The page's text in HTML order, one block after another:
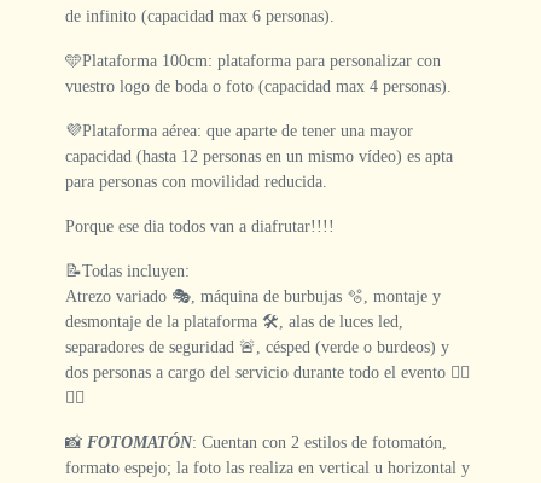
de infinito (capacidad max 6 personas).
🩵Plataforma 100cm: plataforma para personalizar con
vuestro logo de boda o foto (capacidad max 4 personas).
💜Plataforma aérea: que aparte de tener una mayor
capacidad (hasta 12 personas en un mismo vídeo) es apta
para personas con movilidad reducida.
Porque ese dia todos van a diafrutar!!!!
📝Todas incluyen:
Atrezo variado 🎭, máquina de burbujas 🫧, montaje y
desmontaje de la plataforma 🛠️, alas de luces led,
separadores de seguridad 🚨, césped (verde o burdeos) y
dos personas a cargo del servicio durante todo el evento 👷‍♀️
👷‍♂️
📸 FOTOMATÓN: Cuentan con 2 estilos de fotomatón,
formato espejo; la foto las realiza en vertical u horizontal y